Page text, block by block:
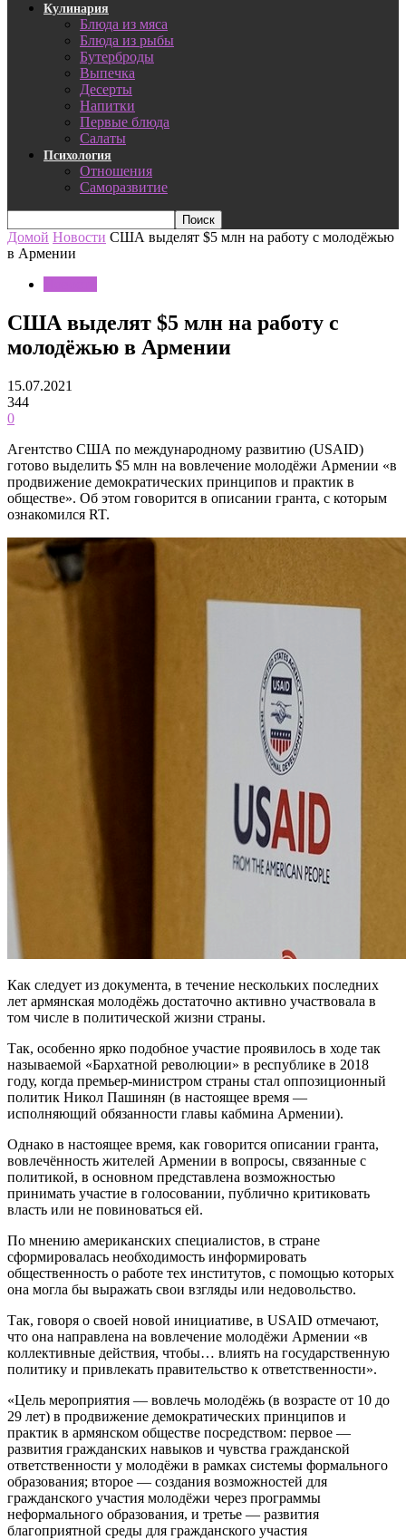
Кулинария
Блюда из мяса
Блюда из рыбы
Бутерброды
Выпечка
Десерты
Напитки
Первые блюда
Салаты
Психология
Отношения
Саморазвитие
Домой Новости США выделят $5 млн на работу с молодёжью
в Армении
США выделят $5 млн на работу с
молодёжью в Армении
15.07.2021
344
0
Агентство США по международному развитию (USAID)
готово выделить $5 млн на вовлечение молодёжи Армении «в
продвижение демократических принципов и практик в
обществе». Об этом говорится в описании гранта, с которым
ознакомился RT.
Как следует из документа, в течение нескольких последних
лет армянская молодёжь достаточно активно участвовала в
том числе в политической жизни страны.
Так, особенно ярко подобное участие проявилось в ходе так
называемой «Бархатной революции» в республике в 2018
году, когда премьер-министром страны стал оппозиционный
политик Никол Пашинян (в настоящее время —
исполняющий обязанности главы кабмина Армении).
Однако в настоящее время, как говорится описании гранта,
вовлечённость жителей Армении в вопросы, связанные с
политикой, в основном представлена возможностью
принимать участие в голосовании, публично критиковать
власть или не повиноваться ей.
По мнению американских специалистов, в стране
сформировалась необходимость информировать
общественность о работе тех институтов, с помощью которых
она могла бы выражать свои взгляды или недовольство.
Так, говоря о своей новой инициативе, в USAID отмечают,
что она направлена на вовлечение молодёжи Армении «в
коллективные действия, чтобы… влиять на государственную
политику и привлекать правительство к ответственности».
«Цель мероприятия — вовлечь молодёжь (в возрасте от 10 до
29 лет) в продвижение демократических принципов и
практик в армянском обществе посредством: первое —
развития гражданских навыков и чувства гражданской
ответственности у молодёжи в рамках системы формального
образования; второе — создания возможностей для
гражданского участия молодёжи через программы
неформального образования, и третье — развития
благоприятной среды для гражданского участия